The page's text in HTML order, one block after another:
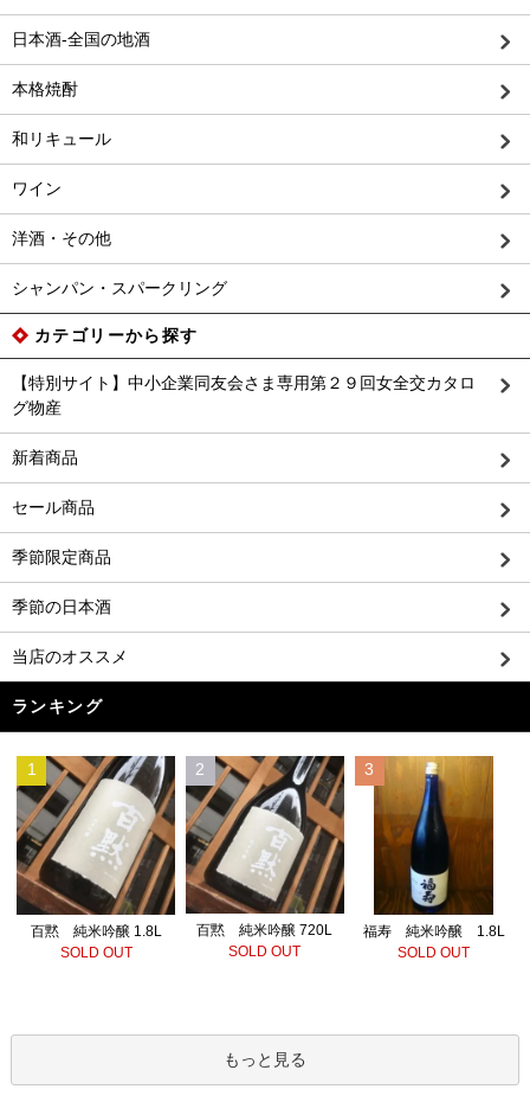
日本酒-全国の地酒
本格焼酎
和リキュール
ワイン
洋酒・その他
シャンパン・スパークリング
カテゴリーから探す
【特別サイト】中小企業同友会さま専用第２９回女全交カタロ
グ物産
新着商品
セール商品
季節限定商品
季節の日本酒
当店のオススメ
ランキング
1
百黙 純米吟醸 1.8L
SOLD OUT
2
百黙 純米吟醸 720L
SOLD OUT
3
福寿 純米吟醸 1.8L
SOLD OUT
もっと見る